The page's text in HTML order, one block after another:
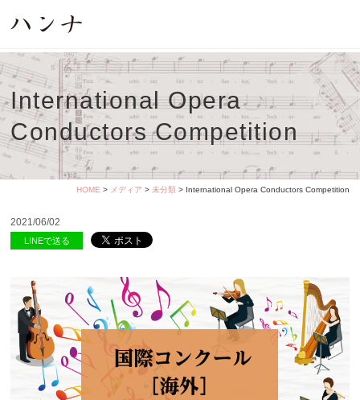
International Opera
Conductors Competition
HOME > メディア > 未分類> International Opera Conductors Competition
2021/06/02
LINEで送る